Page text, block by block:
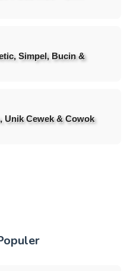
Simpel, Bucin &
Unik Cewek & Cowok